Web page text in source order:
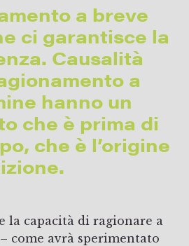
a breve
ci garantisce la
Causalità
a
hanno un
che è prima di
che è l’origine
la capacità di ragionare a
come avrà sperimentato